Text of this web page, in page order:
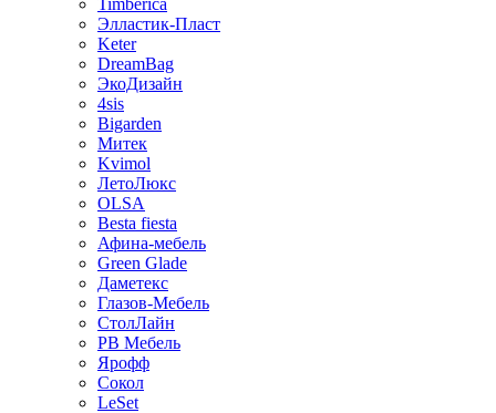
Timberica
Элластик-Пласт
Keter
DreamBag
ЭкоДизайн
4sis
Bigarden
Митек
Kvimol
ЛетоЛюкс
OLSA
Besta fiesta
Афина-мебель
Green Glade
Даметекс
Глазов-Мебель
СтолЛайн
РВ Мебель
Ярофф
Сокол
LeSet